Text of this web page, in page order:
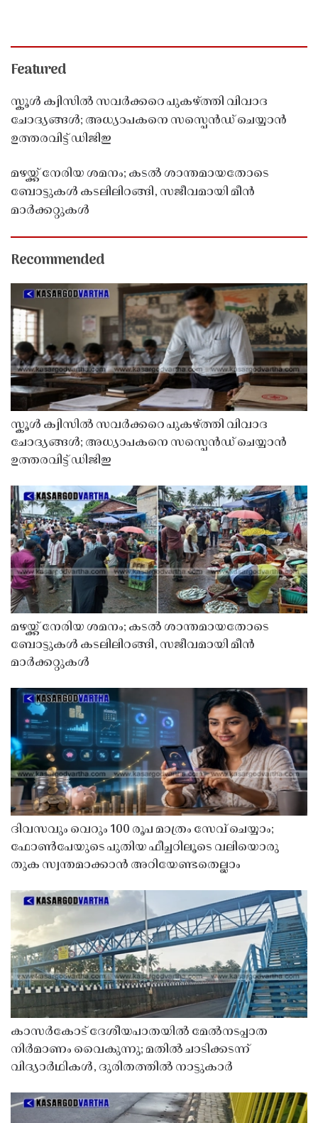
Featured
സ്കൂൾ ക്വിസിൽ സവർക്കറെ പുകഴ്ത്തി വിവാദ
ചോദ്യങ്ങൾ; അധ്യാപകനെ സസ്പെൻഡ് ചെയ്യാൻ
ഉത്തരവിട്ട് ഡിജിഇ
മഴയ്ക്ക് നേരിയ ശമനം; കടൽ ശാന്തമായതോടെ
ബോട്ടുകൾ കടലിലിറങ്ങി, സജീവമായി മീൻ
മാർക്കറ്റുകൾ
Recommended
സ്കൂൾ ക്വിസിൽ സവർക്കറെ പുകഴ്ത്തി വിവാദ
ചോദ്യങ്ങൾ; അധ്യാപകനെ സസ്പെൻഡ് ചെയ്യാൻ
ഉത്തരവിട്ട് ഡിജിഇ
മഴയ്ക്ക് നേരിയ ശമനം; കടൽ ശാന്തമായതോടെ
ബോട്ടുകൾ കടലിലിറങ്ങി, സജീവമായി മീൻ
മാർക്കറ്റുകൾ
ദിവസവും വെറും 100 രൂപ മാത്രം സേവ് ചെയ്യാം;
ഫോൺപേയുടെ പുതിയ ഫീച്ചറിലൂടെ വലിയൊരു
തുക സ്വന്തമാക്കാൻ അറിയേണ്ടതെല്ലാം
കാസർകോട് ദേശീയപാതയിൽ മേൽനടപ്പാത
നിർമാണം വൈകുന്നു; മതിൽ ചാടിക്കടന്ന്
വിദ്യാർഥികൾ, ദുരിതത്തിൽ നാട്ടുകാർ